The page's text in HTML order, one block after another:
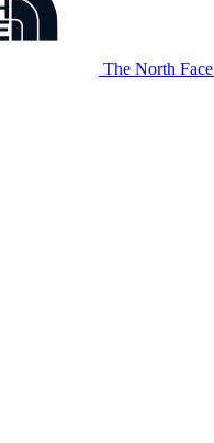
The North Face